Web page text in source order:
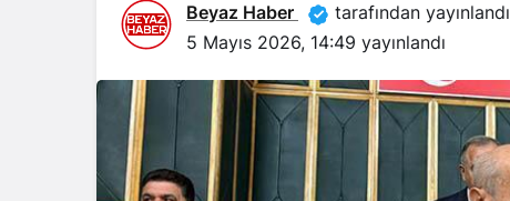
Beyaz Haber
tarafından yayınlandı
5 Mayıs 2026, 14:49 yayınlandı